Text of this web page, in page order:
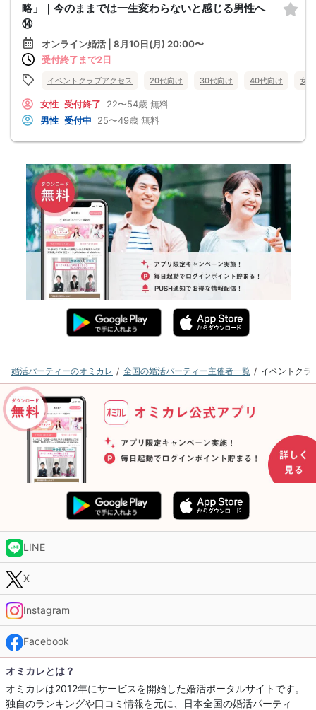
略」｜今のままでは一生変わらないと感じる男性へ
⑭
オンライン婚活 | 8月10日(月) 20:00〜
受付終了まで2日
イベントクラブアクセス 20代向け 30代向け 40代向け 女
女性 受付終了 22〜54歳 無料
男性 受付中 25〜49歳 無料
婚活パーティーのオミカレ 全国の婚活パーティー主催者一覧 イベントクラ
LINE
X
Instagram
Facebook
オミカレとは？
オミカレは2012年にサービスを開始した婚活ポータルサイトです。
独自のランキングや口コミ情報を元に、日本全国の婚活パーティ